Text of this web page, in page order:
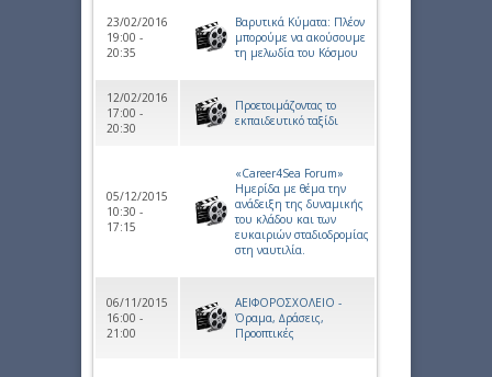
23/02/2016
19:00 -
20:35
Βαρυτικά Κύματα: Πλέον
μπορούμε να ακούσουμε
τη μελωδία του Κόσμου
12/02/2016
17:00 -
20:30
Προετοιμάζοντας το
εκπαιδευτικό ταξίδι
05/12/2015
10:30 -
17:15
«Career4Sea Forum»
Ημερίδα με θέμα την
ανάδειξη της δυναμικής
του κλάδου και των
ευκαιριών σταδιοδρομίας
στη ναυτιλία.
06/11/2015
16:00 -
21:00
ΑΕΙΦΟΡΟΣΧΟΛΕΙΟ -
Όραµα, ∆ράσεις,
Προοπτικές